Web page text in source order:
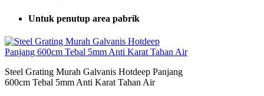
Untuk penutup area pabrik
Steel Grating Murah Galvanis Hotdeep Panjang
600cm Tebal 5mm Anti Karat Tahan Air